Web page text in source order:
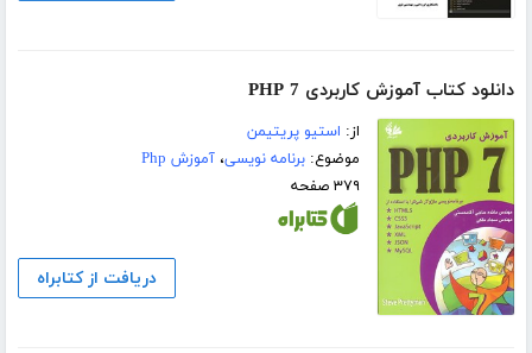
دانلود کتاب آموزش کاربردی PHP 7
از: استیو پریتیمن
موضوع:برنامه نویسی،آموزش Php
۳۷۹ صفحه
دریافت از کتابراه